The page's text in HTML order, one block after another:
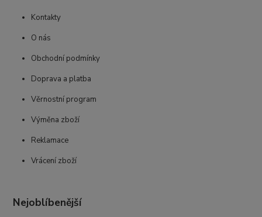
Kontakty
O nás
Obchodní podmínky
Doprava a platba
Věrnostní program
Výměna zboží
Reklamace
Vrácení zboží
Nejoblíbenější